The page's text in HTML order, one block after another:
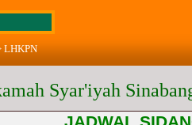
LHKPN
Syar'iyah